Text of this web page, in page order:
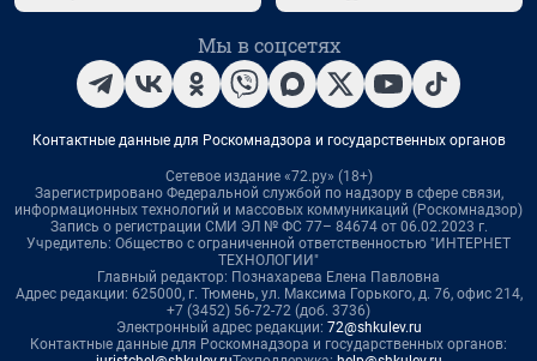
Мы в соцсетях
Контактные данные для Роскомнадзора и государственных органов
Сетевое издание «72.ру» (18+)
Зарегистрировано Федеральной службой по надзору в сфере связи,
информационных технологий и массовых коммуникаций (Роскомнадзор)
Запись о регистрации СМИ ЭЛ № ФС 77– 84674 от 06.02.2023 г.
Учредитель: Общество с ограниченной ответственностью "ИНТЕРНЕТ
ТЕХНОЛОГИИ"
Главный редактор: Познахарева Елена Павловна
Адрес редакции: 625000, г. Тюмень, ул. Максима Горького, д. 76, офис 214,
+7 (3452) 56-72-72 (доб. 3736)
Электронный адрес редакции: 72@shkulev.ru
Контактные данные для Роскомнадзора и государственных органов: